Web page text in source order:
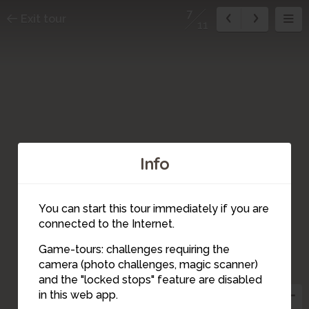
Info
You can start this tour immediately if you are
connected to the Internet.
Game-tours: challenges requiring the
camera (photo challenges, magic scanner)
and the "locked stops" feature are disabled
in this web app.
11
10
9
8
7
6
5
4
3
2
1